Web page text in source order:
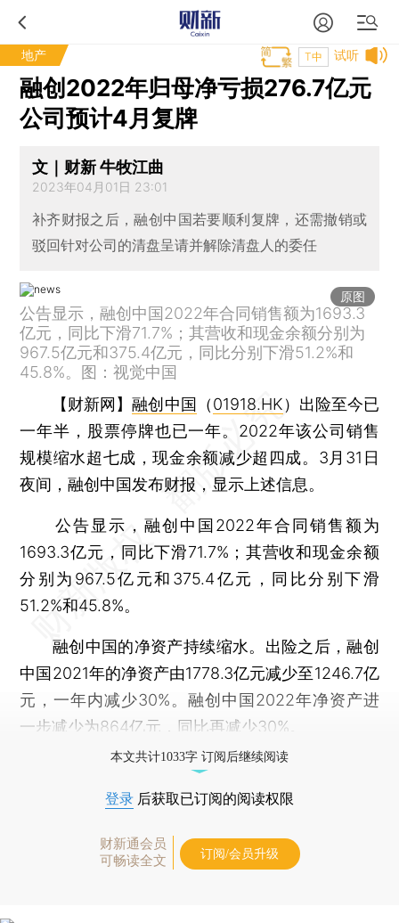
地产 试听
T中
融创2022年归母净亏损276.7亿元
公司预计4月复牌
文｜财新 牛牧江曲
2023年04月01日 23:01
补齐财报之后，融创中国若要顺利复牌，还需撤销或
驳回针对公司的清盘呈请并解除清盘人的委任
原图
公告显示，融创中国2022年合同销售额为1693.3
亿元，同比下滑71.7%；其营收和现金余额分别为
967.5亿元和375.4亿元，同比分别下滑51.2%和
45.8%。图：视觉中国
【财新网】融创中国 （01918.HK）出险至今已
一年半，股票停牌也已一年。2022年该公司销售
规模缩水超七成，现金余额减少超四成。3月31日
夜间，融创中国发布财报，显示上述信息。
公告显示，融创中国2022年合同销售额为
1693.3亿元，同比下滑71.7%；其营收和现金余额
分别为967.5亿元和375.4亿元，同比分别下滑
51.2%和45.8%。
融创中国的净资产持续缩水。出险之后，融创
中国2021年的净资产由1778.3亿元减少至1246.7亿
元，一年内减少30%。融创中国2022年净资产进
一步减少为864亿元，同比再减少30%。
本文共计1033字 订阅后继续阅读
登录 后获取已订阅的阅读权限
财新通会员
可畅读全文
订阅/会员升级